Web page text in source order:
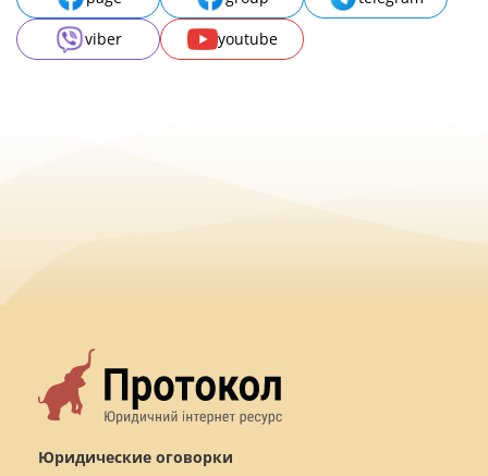
viber
youtube
Юридические оговорки